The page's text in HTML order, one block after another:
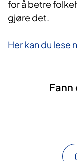
for å betre
gjøre det.
Her kan du lese
Fann